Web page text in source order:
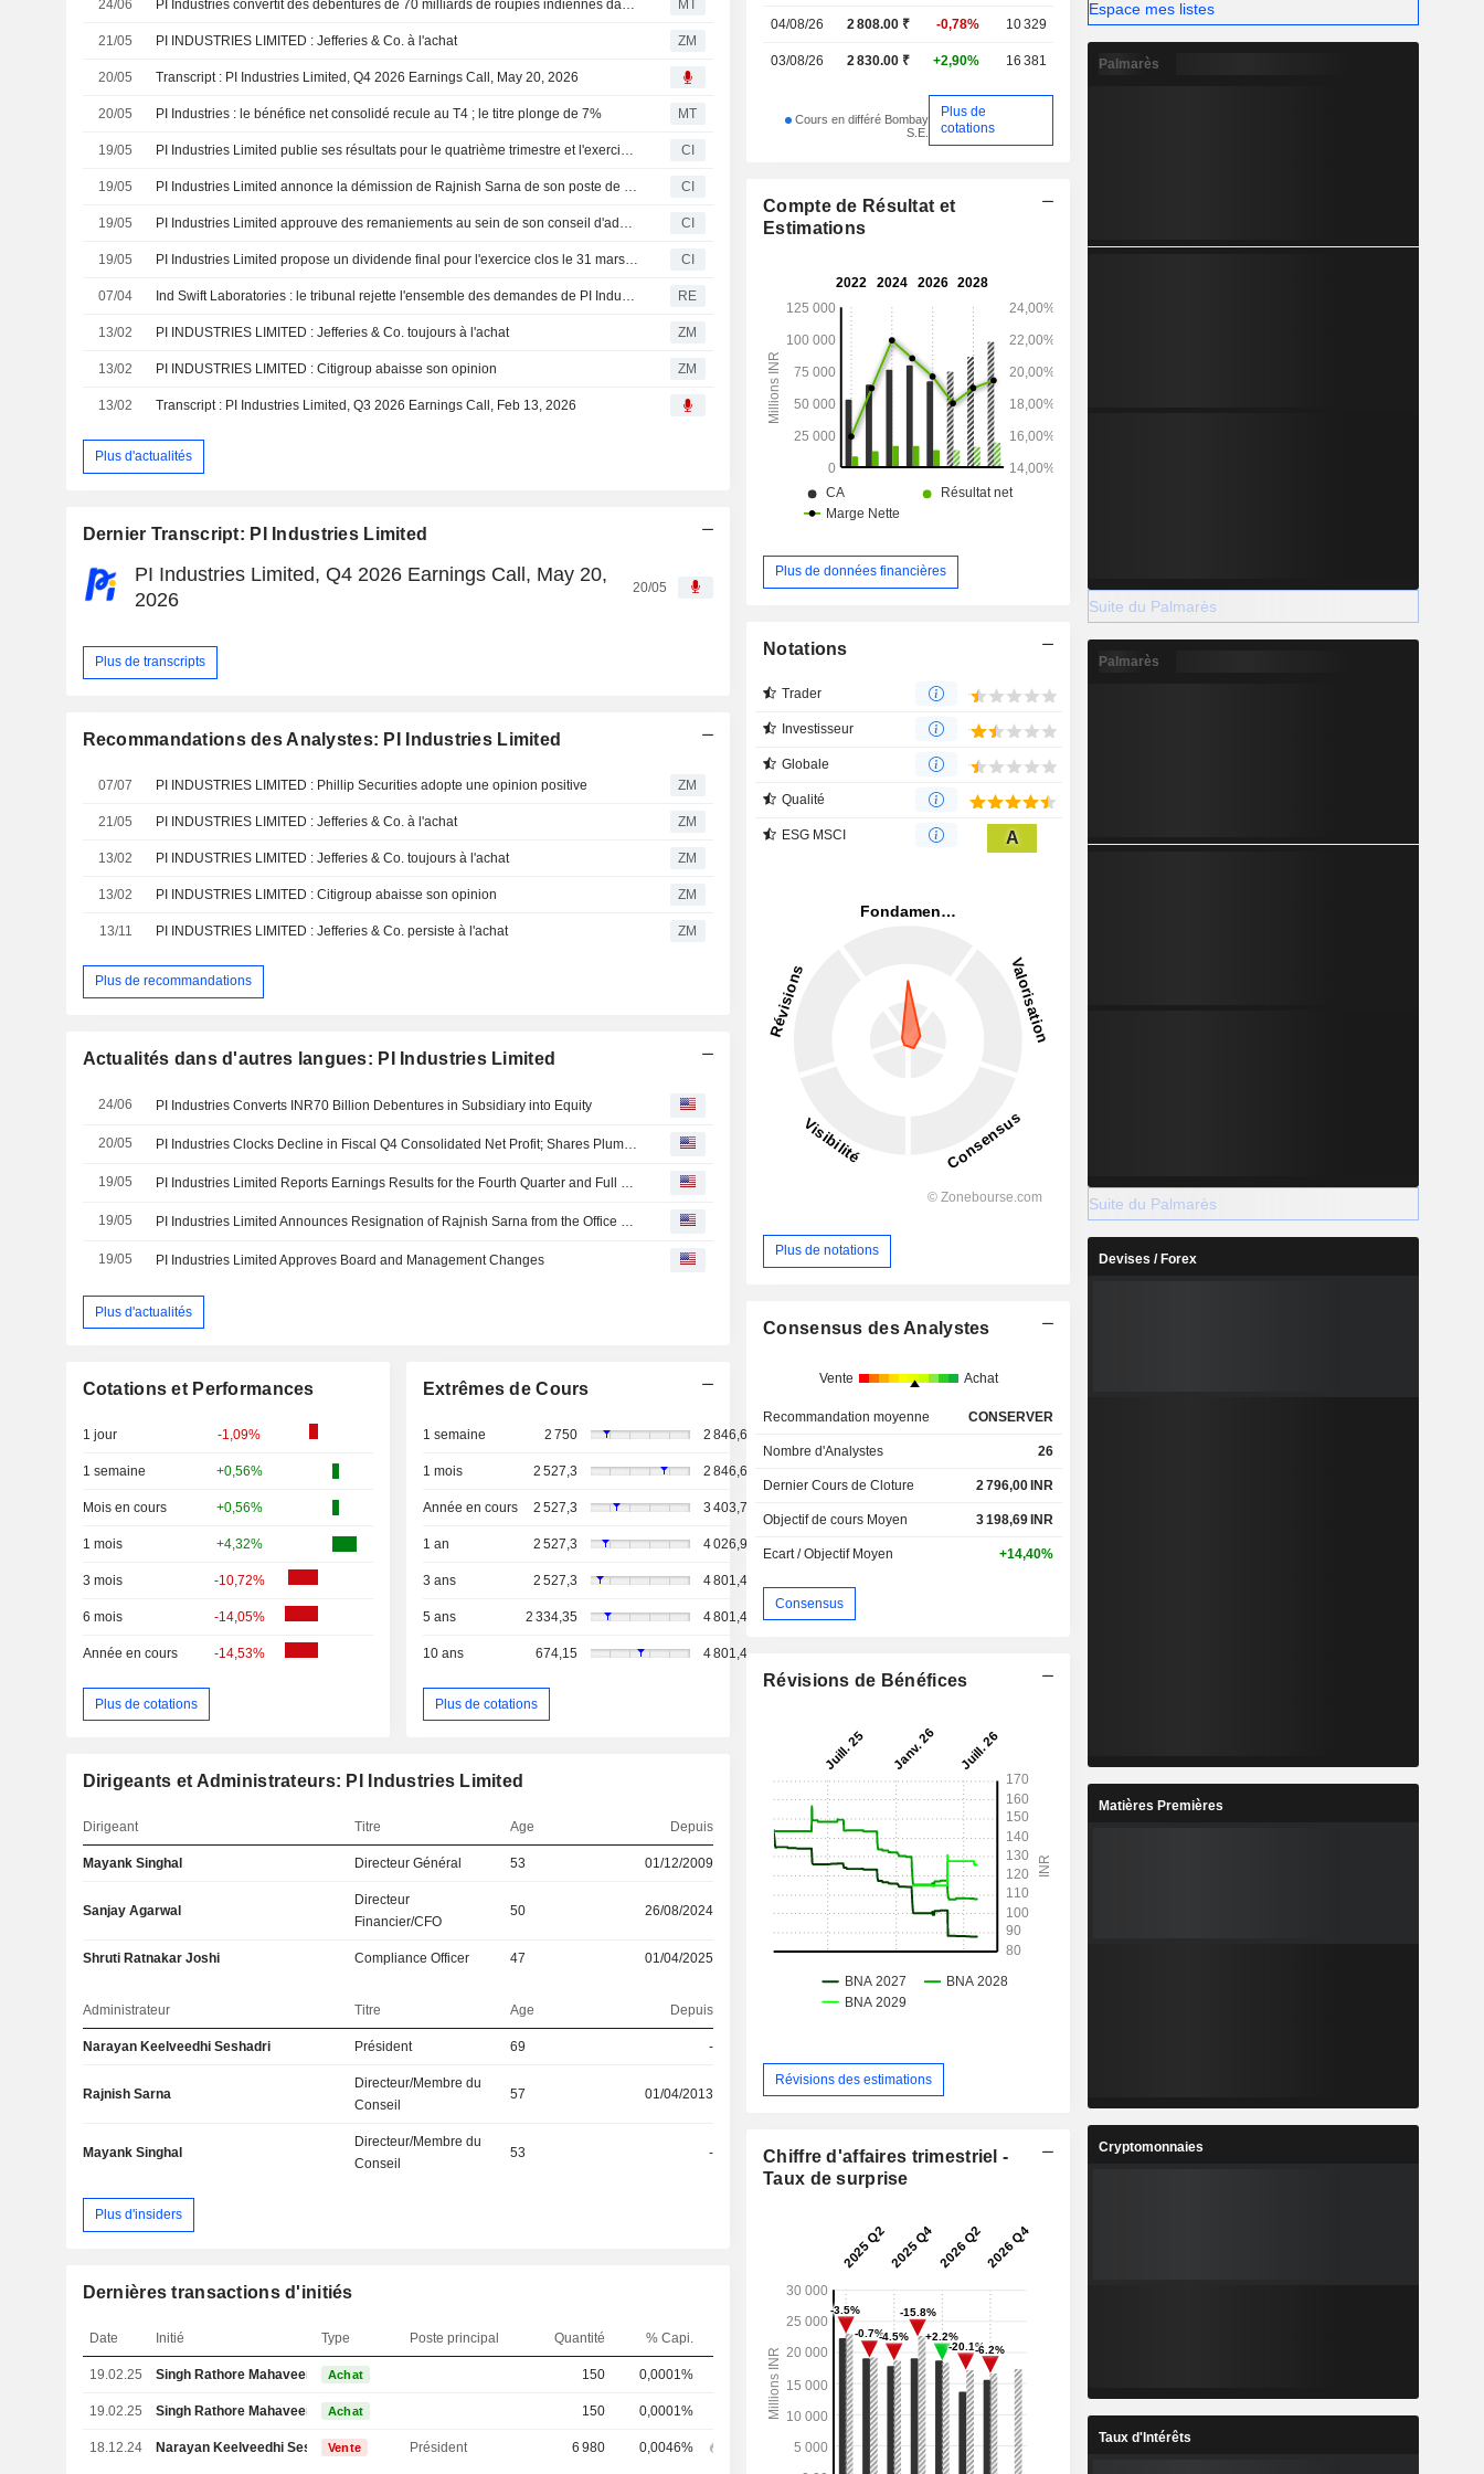
24/06 PI Industries convertit des débentures de 70 milliards de roupies indiennes dans sa filiale en actions MT
21/05 PI INDUSTRIES LIMITED : Jefferies & Co. à l'achat ZM
20/05 Transcript : PI Industries Limited, Q4 2026 Earnings Call, May 20, 2026
20/05 PI Industries : le bénéfice net consolidé recule au T4 ; le titre plonge de 7% MT
19/05 PI Industries Limited publie ses résultats pour le quatrième trimestre et l'exercice clos le 31 mars 2026 CI
19/05 PI Industries Limited annonce la démission de Rajnish Sarna de son poste de co-directeur général, avec effet au 19 mai 2026 CI
19/05 PI Industries Limited approuve des remaniements au sein de son conseil d'administration et de sa direction CI
19/05 PI Industries Limited propose un dividende final pour l'exercice clos le 31 mars 2026 CI
07/04 Ind Swift Laboratories : le tribunal rejette l'ensemble des demandes de PI Industries et les demandes reconventionnelles de la société RE
13/02 PI INDUSTRIES LIMITED : Jefferies & Co. toujours à l'achat ZM
13/02 PI INDUSTRIES LIMITED : Citigroup abaisse son opinion ZM
13/02 Transcript : PI Industries Limited, Q3 2026 Earnings Call, Feb 13, 2026
Plus d'actualités
Dernier Transcript: PI Industries Limited
PI Industries Limited, Q4 2026 Earnings Call, May 20,
2026
20/05
Plus de transcripts
Recommandations des Analystes: PI Industries Limited
07/07 PI INDUSTRIES LIMITED : Phillip Securities adopte une opinion positive ZM
21/05 PI INDUSTRIES LIMITED : Jefferies & Co. à l'achat ZM
13/02 PI INDUSTRIES LIMITED : Jefferies & Co. toujours à l'achat ZM
13/02 PI INDUSTRIES LIMITED : Citigroup abaisse son opinion ZM
13/11 PI INDUSTRIES LIMITED : Jefferies & Co. persiste à l'achat ZM
Plus de recommandations
Actualités dans d'autres langues: PI Industries Limited
24/06 PI Industries Converts INR70 Billion Debentures in Subsidiary into Equity
20/05 PI Industries Clocks Decline in Fiscal Q4 Consolidated Net Profit; Shares Plummet 7%
19/05 PI Industries Limited Reports Earnings Results for the Fourth Quarter and Full Year Ended March 31, 2026
19/05 PI Industries Limited Announces Resignation of Rajnish Sarna from the Office of Joint Managing Director, with Effect from May 19, 2026
19/05 PI Industries Limited Approves Board and Management Changes
Plus d'actualités
Cotations et Performances
1 jour -1,09%
1 semaine +0,56%
Mois en cours +0,56%
1 mois +4,32%
3 mois -10,72%
6 mois -14,05%
Année en cours -14,53%
Plus de cotations
Extrêmes de Cours
1 semaine 2 750 2 846,65
1 mois 2 527,3 2 846,65
Année en cours 2 527,3 3 403,7
1 an 2 527,3 4 026,95
3 ans 2 527,3 4 801,4
5 ans 2 334,35 4 801,4
10 ans 674,15 4 801,4
Plus de cotations
Dirigeants et Administrateurs: PI Industries Limited
Dirigeant Titre Age Depuis
Mayank Singhal Directeur Général 53 01/12/2009
Sanjay Agarwal
Directeur
Financier/CFO
50 26/08/2024
Shruti Ratnakar Joshi Compliance Officer 47 01/04/2025
Administrateur Titre Age Depuis
Narayan Keelveedhi Seshadri Président 69 -
Rajnish Sarna
Directeur/Membre du
Conseil
57 01/04/2013
Mayank Singhal
Directeur/Membre du
Conseil
53 -
Plus d'insiders
Dernières transactions d'initiés
Date Initié Type Poste principal Quantité % Capi.
19.02.25 Singh Rathore Mahaveer Achat 150 0,0001%
19.02.25 Singh Rathore Mahaveer Achat 150 0,0001%
18.12.24 Narayan Keelveedhi SeshadriVente Président 6 980 0,0046%
04/08/26 2 808.00 ₹ -0,78% 10 329
03/08/26 2 830.00 ₹ +2,90% 16 381
Cours en différé Bombay
S.E.
Plus de
cotations
Compte de Résultat et
Estimations
Plus de données financières
Notations
Trader
Investisseur
Globale
Qualité
ESG MSCI A
Plus de notations
Consensus des Analystes
Vente Achat
Recommandation moyenne CONSERVER
Nombre d'Analystes 26
Dernier Cours de Cloture 2 796,00 INR
Objectif de cours Moyen 3 198,69 INR
Ecart / Objectif Moyen +14,40%
Consensus
Révisions de Bénéfices
Révisions des estimations
Chiffre d'affaires trimestriel -
Taux de surprise
Espace mes listes
Palmarès
Suite du Palmarès
Palmarès
Suite du Palmarès
Devises / Forex
Matières Premières
Cryptomonnaies
Taux d'Intérêts